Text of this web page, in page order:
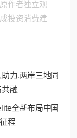
作者独立观
投资消费建
力,两岸三地同
共融
全新布局中国
程